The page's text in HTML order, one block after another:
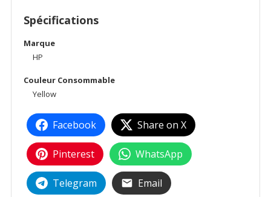
Spécifications
Marque
HP
Couleur Consommable
Yellow
Facebook Share on X
Pinterest WhatsApp
Telegram Email